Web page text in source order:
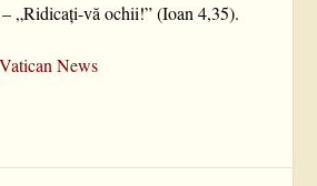
„Ridicați-vă ochii!” (Ioan 4,35).
Vatican News